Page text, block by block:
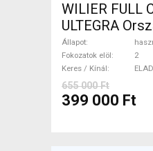
WILIER FULL
ULTEGRA Országúti patkófék
használt
Állapot
Fokozatok elöl
2
Keres / Kínál
655 000 Ft
399 000 Ft